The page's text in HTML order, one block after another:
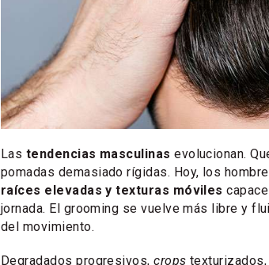
Las tendencias masculinasevolucionan.
pomadas demasiado rígidas. Hoy, los
raíces elevadas y texturas móviles
jornada. El grooming se vuelve más libre y
del movimiento.
Degradados progresivos,crops